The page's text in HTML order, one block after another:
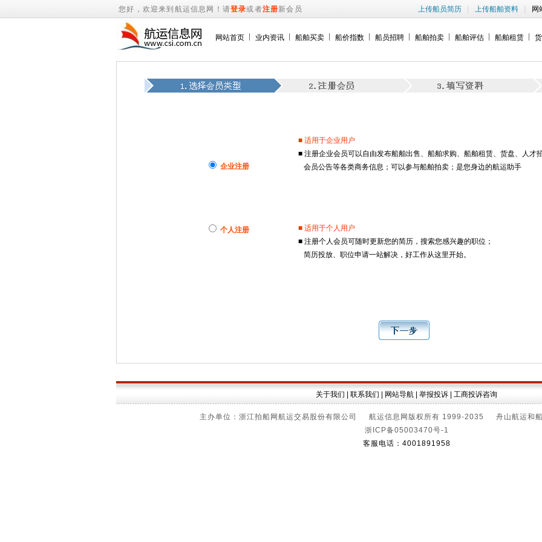
您好，欢迎来到航运信息网！请登录或者注册新会员 上传船员简历 | 上传船舶资料 | 网
网站首页 业内资讯 船舶买卖 船价指数 船员招聘 船舶拍卖 船舶评估 船舶租赁
企业注册
个人注册
■ 适用于企业用户
■ 注册企业会员可以自由发布船舶出售、船舶求购、船舶租赁、货盘、人才招
会员公告等各类商务信息；可以参与船舶拍卖；是您身边的航运助手
■ 适用于个人用户
■ 注册个人会员可随时更新您的简历，搜索您感兴趣的职位；
简历投放、职位申请一站解决，好工作从这里开始。
关于我们 联系我们 网站导航 举报投诉 工商投诉咨询
主办单位：浙江拍船网航运交易股份有限公司 航运信息网版权所有 1999-2035 舟山航运和船
浙ICP备05003470号-1
客服电话：4001891958